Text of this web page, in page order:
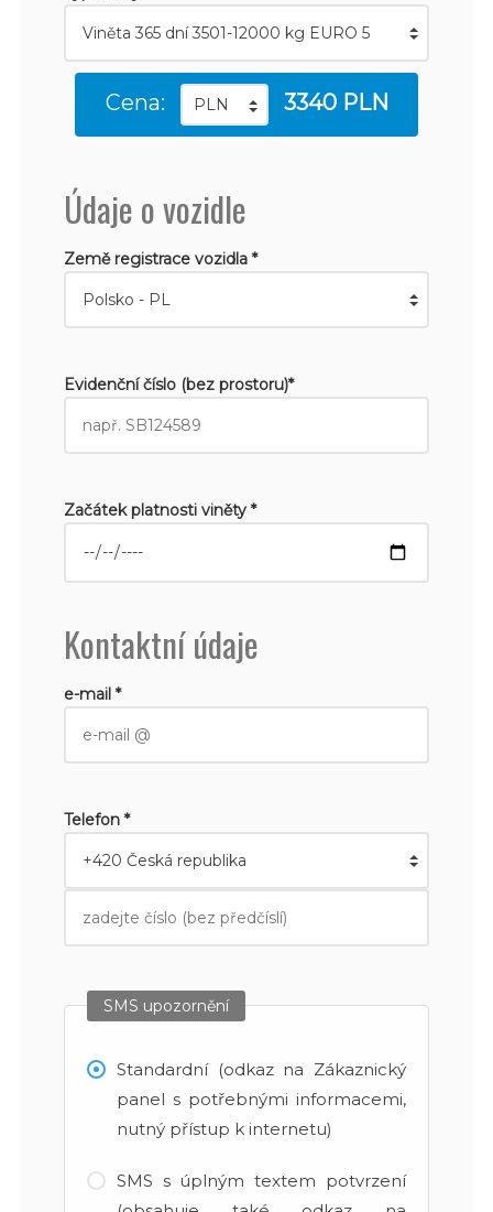
Cena: 3340 PLN
Údaje o vozidle
Země registrace vozidla *
Evidenční číslo (bez prostoru)*
Začátek platnosti viněty *
Kontaktní údaje
e-mail *
Telefon *
SMS upozornění
Standardní (odkaz na Zákaznický
panel s potřebnými informacemi,
nutný přístup k internetu)
SMS s úplným textem potvrzení